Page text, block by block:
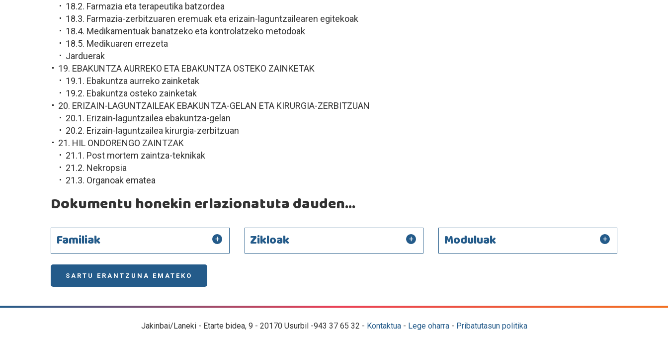
18.2. Farmazia eta terapeutika batzordea
18.3. Farmazia-zerbitzuaren eremuak eta erizain-laguntzailearen egitekoak
18.4. Medikamentuak banatzeko eta kontrolatzeko metodoak
18.5. Medikuaren errezeta
Jarduerak
19. EBAKUNTZA AURREKO ETA EBAKUNTZA OSTEKO ZAINKETAK
19.1. Ebakuntza aurreko zainketak
19.2. Ebakuntza osteko zainketak
20. ERIZAIN-LAGUNTZAILEAK EBAKUNTZA-GELAN ETA KIRURGIA-ZERBITZUAN
20.1. Erizain-laguntzailea ebakuntza-gelan
20.2. Erizain-laguntzailea kirurgia-zerbitzuan
21. HIL ONDORENGO ZAINTZAK
21.1. Post mortem zaintza-teknikak
21.2. Nekropsia
21.3. Organoak ematea
Dokumentu honekin erlazionatuta dauden...
Familiak Zikloak Moduluak
SARTU ERANTZUNA EMATEKO
Jakinbai/Laneki - Etarte bidea, 9 - 20170 Usurbil -943 37 65 32 - Kontaktua- Lege oharra- Pribatutasun politika